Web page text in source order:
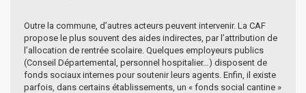
Outre la commune, d’autres acteurs peuvent intervenir. La CAF
propose le plus souvent des aides indirectes, par l’attribution de
l’allocation de rentrée scolaire. Quelques employeurs publics
(Conseil Départemental, personnel hospitalier…) disposent de
fonds sociaux internes pour soutenir leurs agents. Enfin, il existe
parfois, dans certains établissements, un « fonds social cantine »